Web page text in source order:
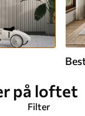
på loftet
Filter